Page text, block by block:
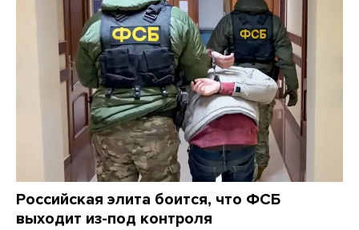
Российская элита боится, что ФСБ
выходит из-под контроля